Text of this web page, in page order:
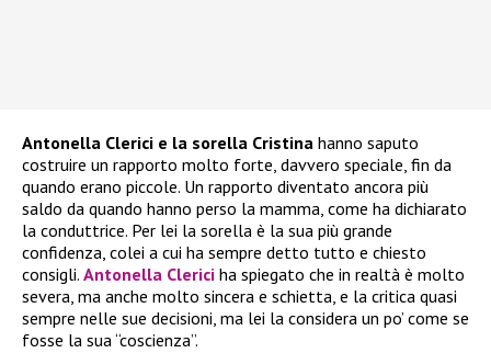
Antonella Clerici e la sorella Cristina hanno saputo
costruire un rapporto molto forte, davvero speciale, fin da
quando erano piccole. Un rapporto diventato ancora più
saldo da quando hanno perso la mamma, come ha dichiarato
la conduttrice. Per lei la sorella è la sua più grande
confidenza, colei a cui ha sempre detto tutto e chiesto
consigli. Antonella Clerici ha spiegato che in realtà è molto
severa, ma anche molto sincera e schietta, e la critica quasi
sempre nelle sue decisioni, ma lei la considera un po’ come se
fosse la sua “coscienza”.